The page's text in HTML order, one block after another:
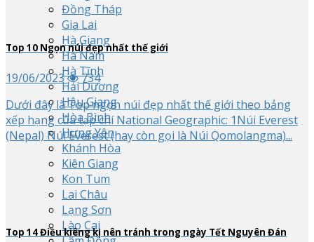
Đồng Tháp
Gia Lai
Hà Giang
Hà Nam
Hà Tĩnh
Hải Dương
Hậu Giang
Hòa Bình
Hưng Yên
Khánh Hòa
Kiên Giang
Kon Tum
Lai Châu
Lạng Sơn
Lào Cai
Top 10 Ngọn núi đẹp nhất thế giới
19/06/2023
734
Dưới đây là Top ngọn núi đẹp nhất thế giới theo bảng
xếp hạng của tạp chí National Geographic: 1Núi Everest
(Nepal) Núi Everest (hay còn gọi là Núi Qomolangma)...
Top 14Điều kiêng kị nên tránh trong ngày Tết Nguyên Đán